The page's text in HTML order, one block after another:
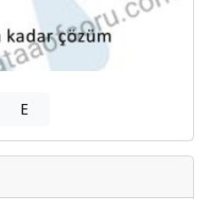
E